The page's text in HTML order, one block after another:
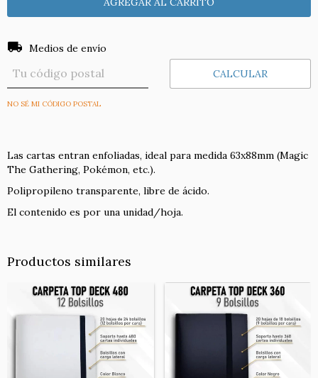
Entregas para el CP:
Medios de envío
CALCULAR
NO SÉ MI CÓDIGO POSTAL
Las cartas entran enfoliadas, ideal para medida 63x88mm (Magic
The Gathering, Pokémon, etc.).
Polipropileno transparente, libre de ácido.
El contenido es por una unidad/hoja.
Productos similares